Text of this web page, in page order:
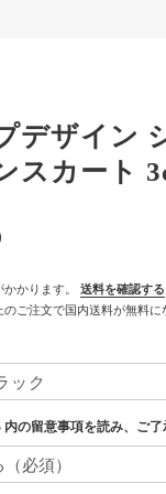
デザイン
スカート
かります。
送料を確認する
ご注文で国内送料が無料に
の留意事項を読み、ご